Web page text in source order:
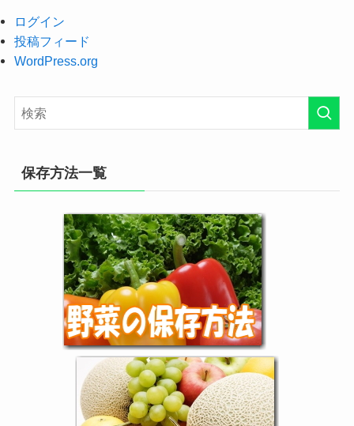
ログイン
投稿フィード
WordPress.org
保存方法一覧